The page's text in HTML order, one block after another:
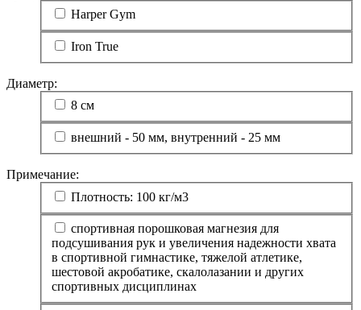
Harper Gym
Iron True
Диаметр:
8 см
внешний - 50 мм, внутренний - 25 мм
Примечание:
Плотность: 100 кг/м3
спортивная порошковая магнезия для
подсушивания рук и увеличения надежности хвата
в спортивной гимнастике, тяжелой атлетике,
шестовой акробатике, скалолазании и других
спортивных дисциплинах